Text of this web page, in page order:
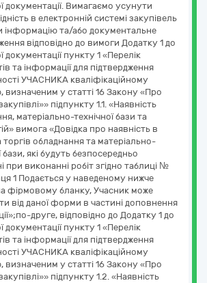
документації. Вимагаємо усунути
в електронній системі закупівель
інформацію та/або документальне
відповідно до вимоги Додатку 1 до
документації пункту 1 «Перелік
та інформації для підтвердження
УЧАСНИКА кваліфікаційному
визначеним у статті 16 Закону «Про
підпункту 1.1. «Наявність
матеріально-технічної бази та
вимога «Довідка про наявність в
торгів обладнання та матеріально-
бази, які будуть безпосередньо
при виконанні робіт згідно таблиці №
1 Подається у наведеному нижче
фірмовому бланку, Учасник може
від даної форми в частині доповнення
друге, відповідно до Додатку 1 до
документації пункту 1 «Перелік
та інформації для підтвердження
УЧАСНИКА кваліфікаційному
визначеним у статті 16 Закону «Про
підпункту 1.2. «Наявність